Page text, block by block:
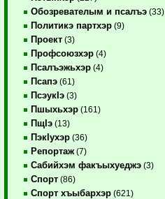
Обозревателым и псалъэ (33)
Политикэ партхэр (9)
Проект (3)
Профсоюзхэр (4)
Псалъэжьхэр (4)
Псапэ (61)
ПсэукIэ (3)
Пшыхьхэр (161)
ПщIэ (13)
ПэкIухэр (36)
Репортаж (7)
Сабийхэм факъыхуеджэ (3)
Спорт (86)
Спорт хъыбархэр (621)